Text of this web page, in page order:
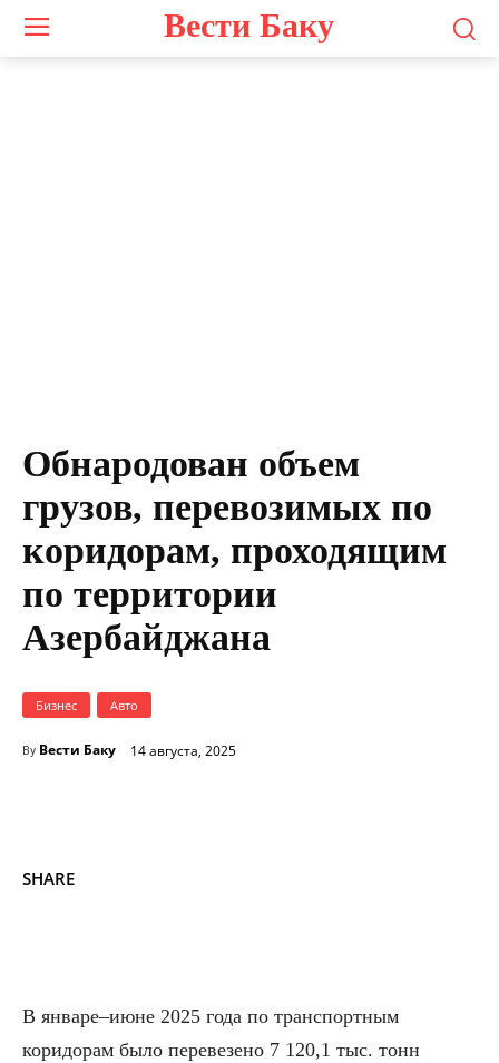
Вести Баку
Обнародован объем
грузов, перевозимых по
коридорам, проходящим
по территории
Азербайджана
Бизнес Авто
By Вести Баку 14 августа, 2025
SHARE
В январе–июне 2025 года по транспортным
коридорам было перевезено 7 120,1 тыс. тонн